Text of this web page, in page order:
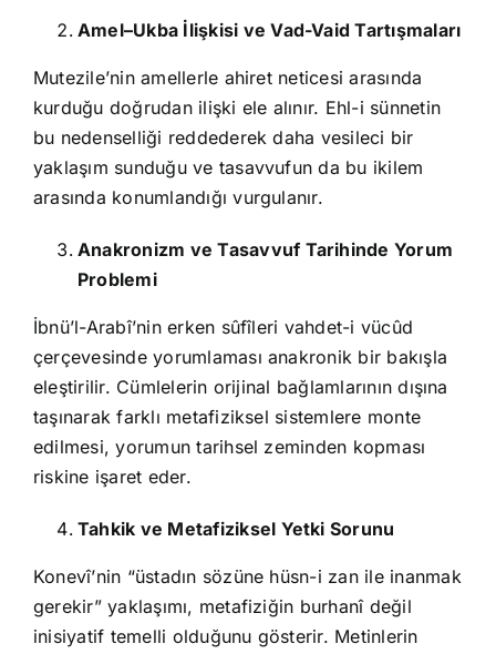
Amel–Ukba İlişkisi ve Vad-Vaid Tartışmaları
Mutezile’nin amellerle ahiret neticesi arasında
kurduğu doğrudan ilişki ele alınır. Ehl-i sünnetin
bu nedenselliği reddederek daha vesileci bir
yaklaşım sunduğu ve tasavvufun da bu ikilem
arasında konumlandığı vurgulanır.
Anakronizm ve Tasavvuf Tarihinde Yorum
Problemi
İbnü’l-Arabî’nin erken sûfîleri vahdet-i vücûd
çerçevesinde yorumlaması anakronik bir bakışla
eleştirilir. Cümlelerin orijinal bağlamlarının dışına
taşınarak farklı metafiziksel sistemlere monte
edilmesi, yorumun tarihsel zeminden kopması
riskine işaret eder.
Tahkik ve Metafiziksel Yetki Sorunu
Konevî’nin “üstadın sözüne hüsn-i zan ile inanmak
gerekir” yaklaşımı, metafiziğin burhanî değil
inisiyatif temelli olduğunu gösterir. Metinlerin